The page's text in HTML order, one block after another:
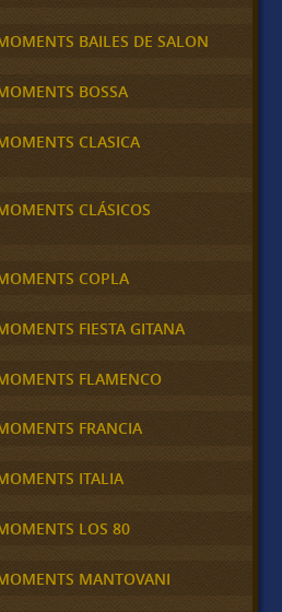
BAILES DE SALON
BOSSA
CLASICA
CLÁSICOS
COPLA
FIESTA GITANA
FLAMENCO
FRANCIA
ITALIA
LOS 80
MANTOVANI